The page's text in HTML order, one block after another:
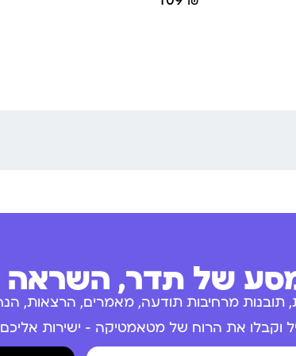
של תדר, השראה
תובנות מרחיבות תודעה, מאמרים, הרצאות,
וקבלו את הרוח של מטאמטיקה – ישירות